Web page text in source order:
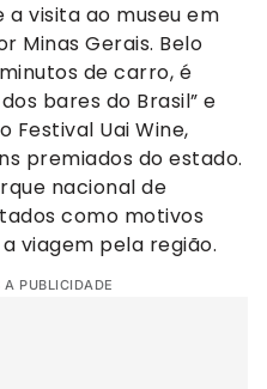
a visita ao museu em
Minas Gerais. Belo
de carro, é
bares do Brasil” e
Festival Uai Wine,
premiados do estado.
nacional de
como motivos
viagem pela região.
PUBLICIDADE